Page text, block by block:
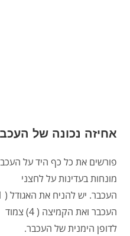
אחיזה נכונה של
מונחות בעדינות על לחצני
העכבר ואת הקמיצה ( 4) צמוד
לדופן הימנית של העכבר.